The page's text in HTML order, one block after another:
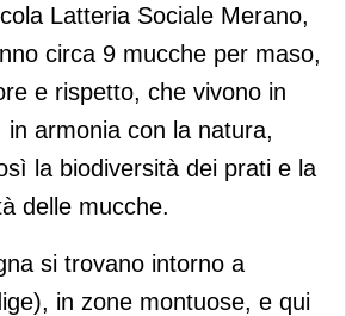
Latteria Sociale Merano,
circa 9 mucche per maso,
e rispetto, che vivono in
in armonia con la natura,
la biodiversità dei prati e la
delle mucche.
si trovano intorno a
in zone montuose, e qui